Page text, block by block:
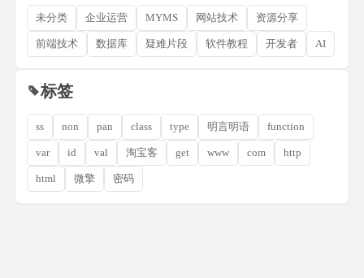
未分类 企业运营 MYMS 网站技术 资源分享
前端技术 数据库 疑难片段 软件教程 开发者 AI
标签
ss non pan class type 明言明语 function
var id val 淘宝客 get www com http
html 微擎 密码